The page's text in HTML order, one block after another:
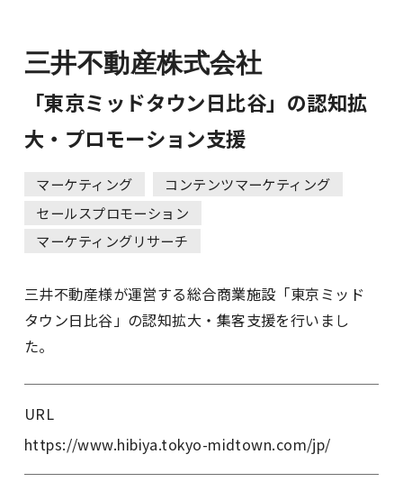
三井不動産株式会社
「東京ミッドタウン日比谷」の認知拡
大・プロモーション支援
マーケティング
コンテンツマーケティング
セールスプロモーション
マーケティングリサーチ
三井不動産様が運営する総合商業施設「東京ミッド
タウン日比谷」の認知拡大・集客支援を行いまし
た。
URL
https://www.hibiya.tokyo-midtown.com/jp/